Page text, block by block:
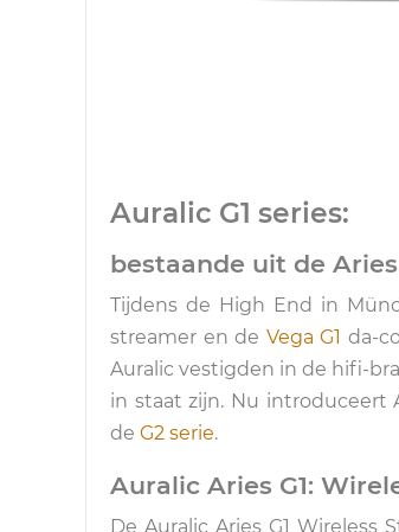
Auralic G1 series:
bestaande uit de Aries
Tijdens de High End in
streamer en de Vega G1 da-
Auralic vestigden in de hifi-
in staat zijn. Nu introduceert
de G2 serie.
Auralic Aries G1:
De Auralic Aries G1